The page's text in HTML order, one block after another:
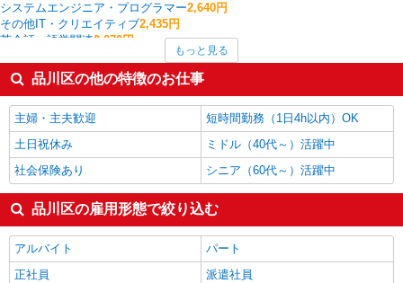
システムエンジニア・プログラマー2,640円
その他IT・クリエイティブ2,435円
英会話・語学関連2,070円
1,911円
経理・人事・労務・総務・法務1,871円
コールセンター 1,855円
看護師・保健師・看護助手・助産師1,836円
品川区の他の職種の平均時給を見る
もっと見る
品川区の他の特徴のお仕事
主婦・主夫歓迎
短時間勤務（1日4h以内）OK
土日祝休み
ミドル（40代～）活躍中
社会保険あり
シニア（60代～）活躍中
品川区の雇用形態で絞り込む
アルバイト
パート
正社員
派遣社員